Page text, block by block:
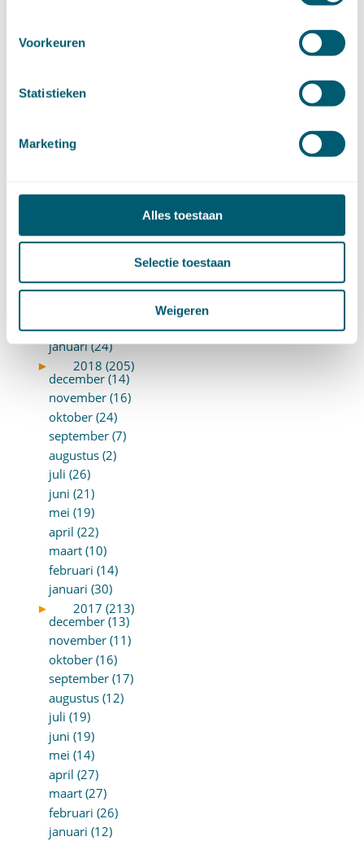
Voorkeuren
Statistieken
Marketing
Alles toestaan
Selectie toestaan
Weigeren
april (20)
februari (12)
december (8)
november (8)
september (8)
juli (10)
april (18)
februari (14)
januari (24)
►
2018 (205)
december (14)
november (16)
oktober (24)
september (7)
augustus (2)
juli (26)
juni (21)
mei (19)
april (22)
maart (10)
februari (14)
januari (30)
►
2017 (213)
december (13)
november (11)
oktober (16)
september (17)
augustus (12)
juli (19)
juni (19)
mei (14)
april (27)
maart (27)
februari (26)
januari (12)